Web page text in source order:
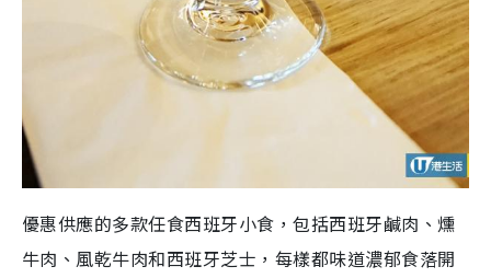
優惠供應的多款任食西班牙小食，包括西班牙鹹肉、燻
牛肉、風乾牛肉和西班牙芝士，每樣都味道濃郁食落開